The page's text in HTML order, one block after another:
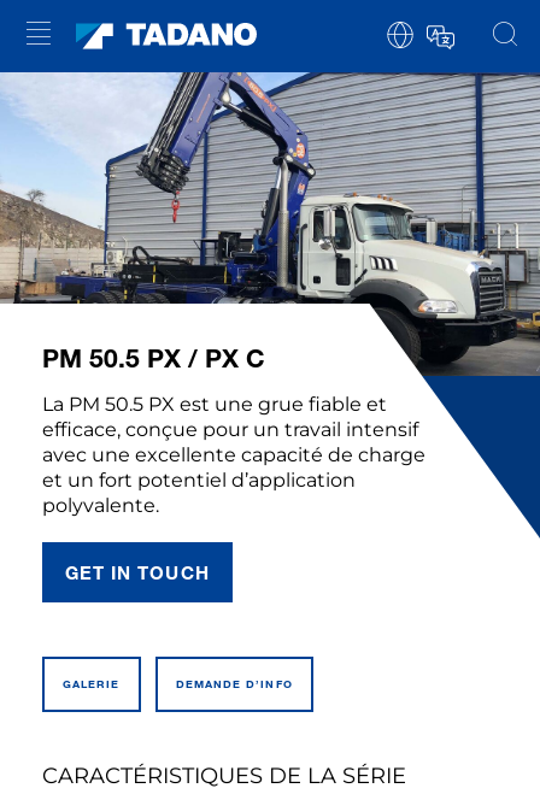
PM 50.5 PX / PX C
La PM 50.5 PX est une grue fiable et
efficace, conçue pour un travail intensif
avec une excellente capacité de charge
et un fort potentiel d’application
polyvalente.
GET IN TOUCH
GALERIE DEMANDE D’INFO
CARACTÉRISTIQUES DE LA SÉRIE